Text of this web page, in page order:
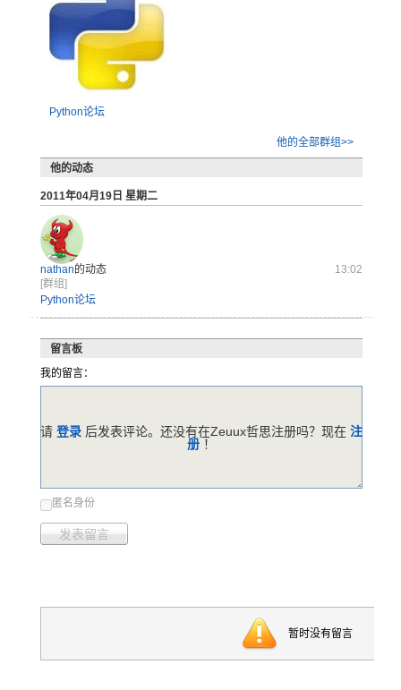
Python论坛
他的全部群组>>
他的动态
2011年04月19日 星期二
nathan的动态
13:02
[群组]
Python论坛
留言板
我的留言：
匿名身份
发表留言
请 登录 后发表评论。还没有在Zeuux哲思注册吗？现在 注
册 ！
暂时没有留言